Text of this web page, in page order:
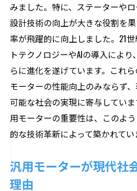
省エネモーターがもた
モーターのライフサイ
エコフレンドリーなモ
性
最新技術を使用したモータ
を実現する方法
スマートモーターの導
化
自動化技術がもたらす
みました。特に、ステーターや
設計技術の向上が大きな役割を
率が飛躍的に向上しました。21
トテクノロジーやAIの導入によ
らに進化を遂げています。これ
モーターの性能向上のみならず
可能な社会の実現に寄与してい
用モーターの重要性は、このよ
的な技術革新によって築かれてい
汎用モーターが現代社
理由